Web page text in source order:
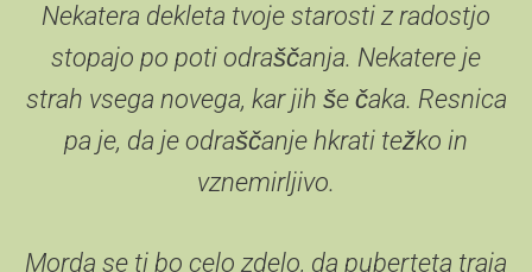
Nekatera dekleta tvoje starosti z radostjo
stopajo po poti odraščanja. Nekatere je
strah vsega novega, kar jih še čaka. Resnica
pa je, da je odraščanje hkrati težko in
vznemirljivo.
Morda se ti bo celo zdelo, da puberteta traja